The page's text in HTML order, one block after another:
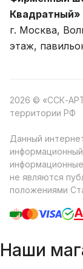
Квадратный»
г. Москва,
этаж,
2026 © «ССК-
территории РФ
Данный
не являются
положениями
Наши